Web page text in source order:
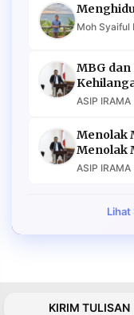
Moh Syaiful
MBG
ASIP IRAMA
Menolak
Menolak
ASIP IRAMA
Lihat
KIRIM TULISAN